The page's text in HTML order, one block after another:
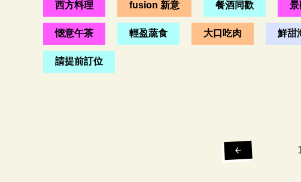
西方料理 fusion 新意 餐酒同歡 景
愜意午茶 輕盈蔬食 大口吃肉 鮮甜
請提前訂位